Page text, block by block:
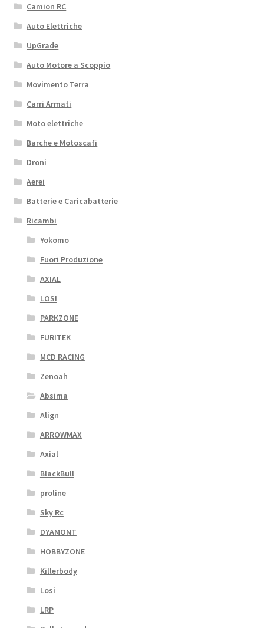
Camion RC
Auto Elettriche
UpGrade
Auto Motore a Scoppio
Movimento Terra
Carri Armati
Moto elettriche
Barche e Motoscafi
Droni
Aerei
Batterie e Caricabatterie
Ricambi
Yokomo
Fuori Produzione
AXIAL
LOSI
PARKZONE
FURITEK
MCD RACING
Zenoah
Absima
Align
ARROWMAX
Axial
BlackBull
proline
Sky Rc
DYAMONT
HOBBYZONE
Killerbody
Losi
LRP